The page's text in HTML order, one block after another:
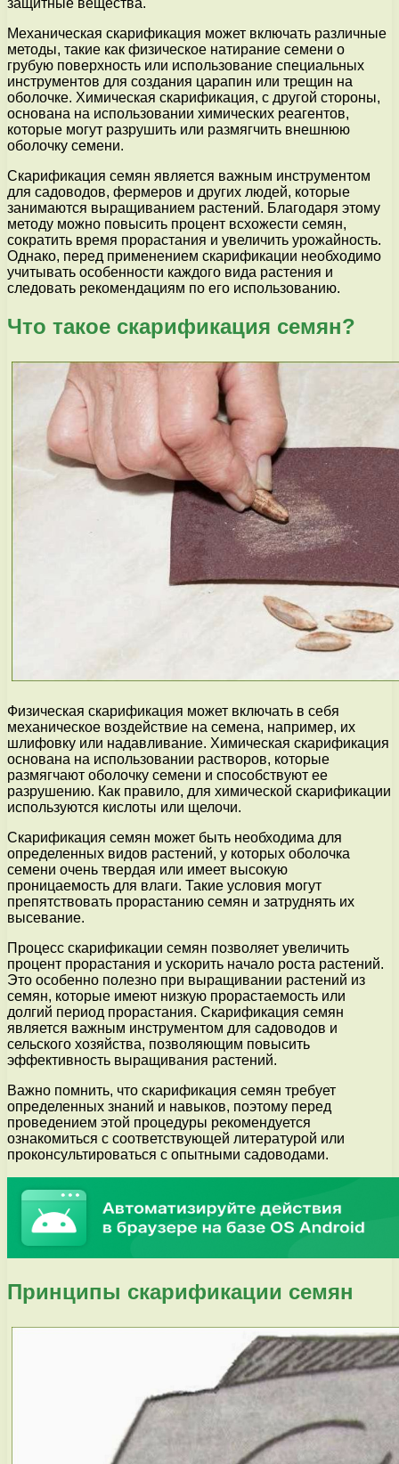
защитные вещества.
Механическая скарификация может включать различные
методы, такие как физическое натирание семени о
грубую поверхность или использование специальных
инструментов для создания царапин или трещин на
оболочке. Химическая скарификация, с другой стороны,
основана на использовании химических реагентов,
которые могут разрушить или размягчить внешнюю
оболочку семени.
Скарификация семян является важным инструментом
для садоводов, фермеров и других людей, которые
занимаются выращиванием растений. Благодаря этому
методу можно повысить процент всхожести семян,
сократить время прорастания и увеличить урожайность.
Однако, перед применением скарификации необходимо
учитывать особенности каждого вида растения и
следовать рекомендациям по его использованию.
Что такое скарификация семян?
Физическая скарификация может включать в себя
механическое воздействие на семена, например, их
шлифовку или надавливание. Химическая скарификация
основана на использовании растворов, которые
размягчают оболочку семени и способствуют ее
разрушению. Как правило, для химической скарификации
используются кислоты или щелочи.
Скарификация семян может быть необходима для
определенных видов растений, у которых оболочка
семени очень твердая или имеет высокую
проницаемость для влаги. Такие условия могут
препятствовать прорастанию семян и затруднять их
высевание.
Процесс скарификации семян позволяет увеличить
процент прорастания и ускорить начало роста растений.
Это особенно полезно при выращивании растений из
семян, которые имеют низкую прорастаемость или
долгий период прорастания. Скарификация семян
является важным инструментом для садоводов и
сельского хозяйства, позволяющим повысить
эффективность выращивания растений.
Важно помнить, что скарификация семян требует
определенных знаний и навыков, поэтому перед
проведением этой процедуры рекомендуется
ознакомиться с соответствующей литературой или
проконсультироваться с опытными садоводами.
Принципы скарификации семян